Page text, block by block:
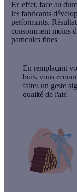
En effet, face au
les fabricants
performants.
consomment moins
particules fines.
En remplaçant
bois, vous
faites un geste
qualité de l'air.